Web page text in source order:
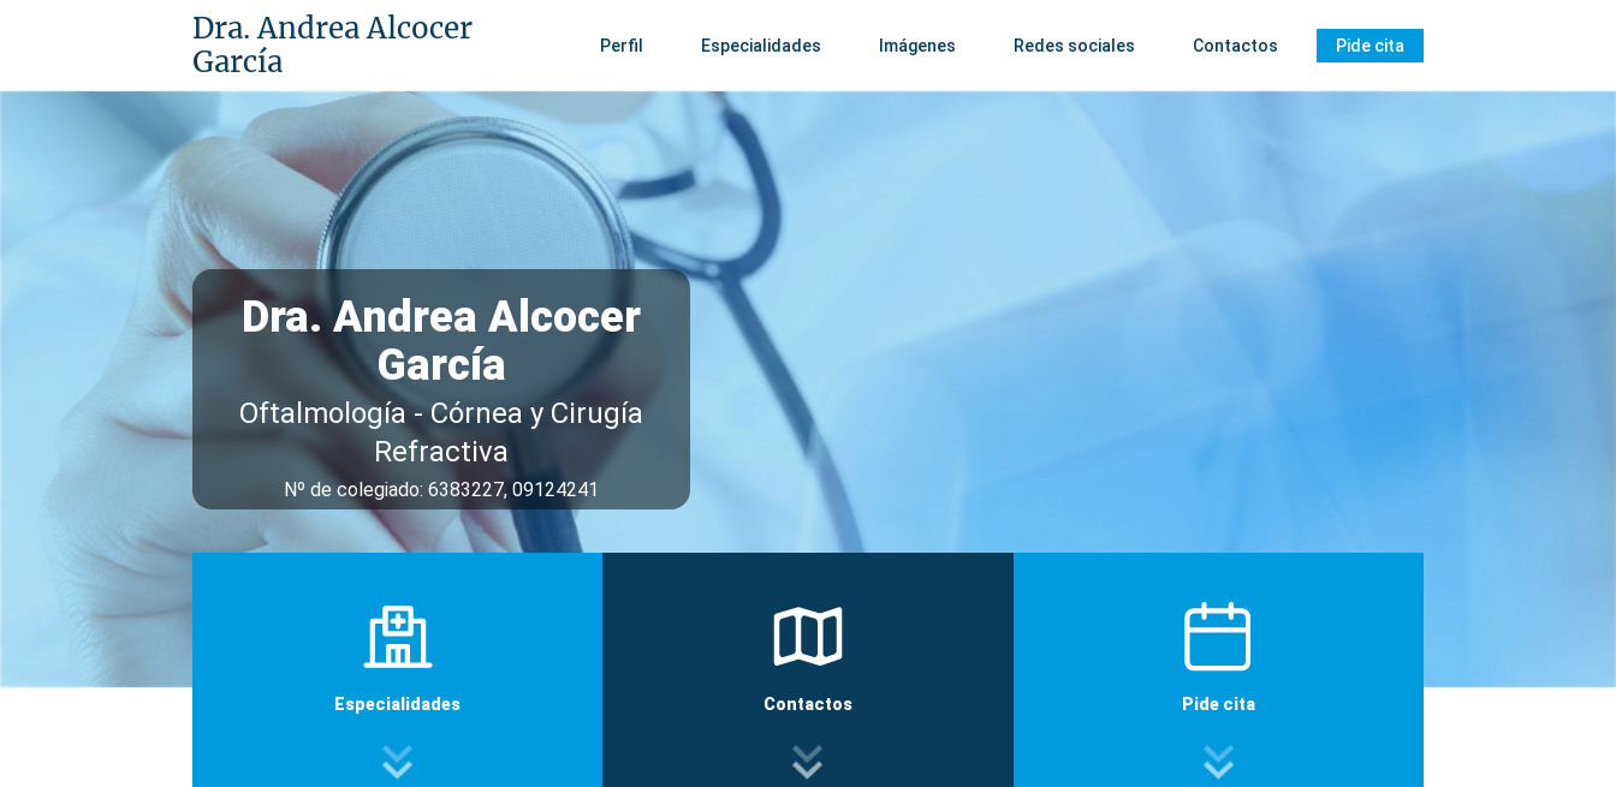
Dra. Andrea Alcocer
García
Perfil Especialidades Imágenes Redes sociales Contactos Pide cita
Dra. Andrea Alcocer
García
Oftalmología - Córnea y Cirugía
Refractiva
Nº de colegiado: 6383227, 09124241
Especialidades Contactos Pide cita